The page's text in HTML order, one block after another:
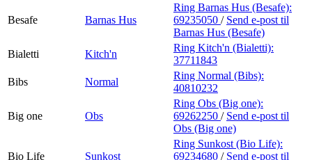
Besafe Barnas Hus
Ring Barnas Hus (Besafe):
69235050 / Send e-post til
Barnas Hus (Besafe)
Bialetti
Kitch'n
Ring Kitch'n (Bialetti):
37711843
Bibs
Normal
Ring Normal (Bibs):
40810232
Big one Obs
Ring Obs (Big one):
69262250 / Send e-post til
Obs (Big one)
Bio Life Sunkost
Ring Sunkost (Bio Life):
69234680 / Send e-post til